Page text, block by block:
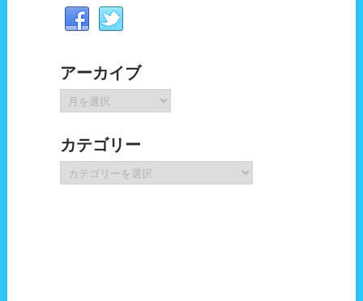
アーカイブ
ー
イ
ブ
カテゴリー
テ